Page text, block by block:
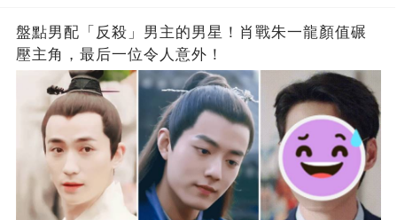
盤點男配「反殺」男主的男星！肖戰朱一龍顏值碾
壓主角，最后一位令人意外！